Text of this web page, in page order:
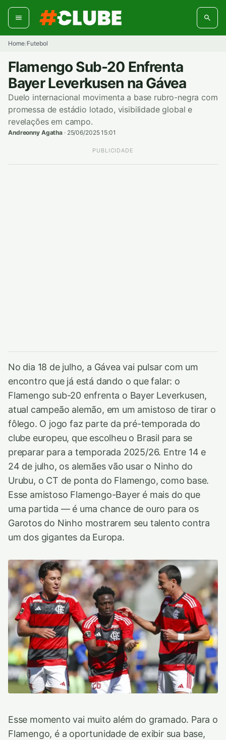
Pular
para
conteúdo
Home/Futebol
Flamengo Sub-20 Enfrenta
Bayer Leverkusen na Gávea
Duelo internacional movimenta a base rubro-negra com
promessa de estádio lotado, visibilidade global e
revelações em campo.
Andreonny Agatha · 25/06/2025 15:01
PUBLICIDADE
No dia 18 de julho, a Gávea vai pulsar com um
encontro que já está dando o que falar: o
Flamengo sub-20 enfrenta o Bayer Leverkusen,
atual campeão alemão, em um amistoso de tirar o
fôlego. O jogo faz parte da pré-temporada do
clube europeu, que escolheu o Brasil para se
preparar para a temporada 2025/26. Entre 14 e
24 de julho, os alemães vão usar o Ninho do
Urubu, o CT de ponta do Flamengo, como base.
Esse amistoso Flamengo-Bayer é mais do que
uma partida — é uma chance de ouro para os
Garotos do Ninho mostrarem seu talento contra
um dos gigantes da Europa.
Esse momento vai muito além do gramado. Para o
Flamengo, é a oportunidade de exibir sua base,